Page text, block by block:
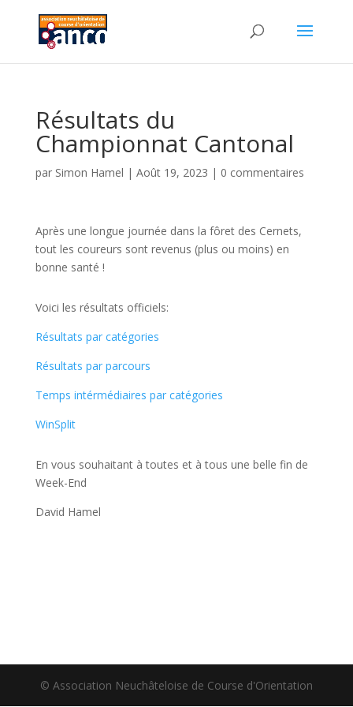
Résultats du
Championnat Cantonal
par Simon Hamel | Août 19, 2023 | 0 commentaires
Après une longue journée dans la fôret des Cernets,
tout les coureurs sont revenus (plus ou moins) en
bonne santé !
Voici les résultats officiels:
Résultats par catégories
Résultats par parcours
Temps intérmédiaires par catégories
WinSplit
En vous souhaitant à toutes et à tous une belle fin de
Week-End
David Hamel
© Association Neuchâteloise de Course d'Orientation